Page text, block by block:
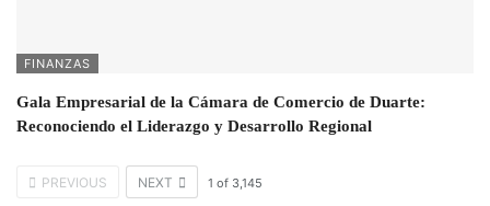
FINANZAS
Gala Empresarial de la Cámara de Comercio de Duarte:
Reconociendo el Liderazgo y Desarrollo Regional
PREVIOUS NEXT 1 of 3,145